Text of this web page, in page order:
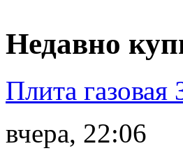
Недавно
Плита
вчера, 22:06